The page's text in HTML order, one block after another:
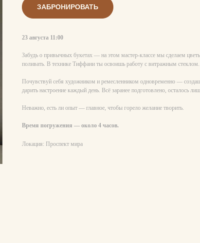
ЗАБРОНИРОВАТЬ
23 августа 11:00
Забудь о привычных букетах — на этом мастер-классе мы сделаем
поливать. В технике Тиффани ты освоишь работу с витражным стеклом.
Почувствуй себя художником и ремесленником одновременно —
дарить настроение каждый день. Всё заранее подготовлено, осталось
Неважно, есть ли опыт — главное, чтобы горело желание творить.
Время погружения — около 4 часов.
Локация: Проспект мира